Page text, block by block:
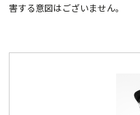
害する意図はございません。